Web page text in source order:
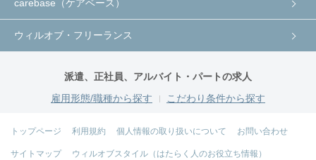
carebase（ケアベース）
ウィルオブ・フリーランス
派遣、正社員、アルバイト・パートの求人
雇用形態/職種から探す
こだわり条件から探す
トップページ 利用規約 個人情報の取り扱いについて お問い合わせ
サイトマップ ウィルオブスタイル（はたらく人のお役立ち情報）